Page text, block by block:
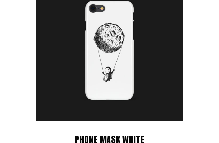
Add to cart
PHONE MASK WHITE